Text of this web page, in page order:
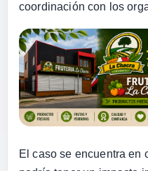
coordinación con los
El caso se encuentra en